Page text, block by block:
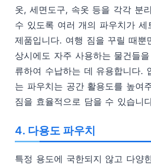
옷, 세면도구, 속옷 등을 각각 분
수 있도록 여러 개의 파우치가 세
제품입니다. 여행 짐을 꾸릴 때뿐
상시에도 자주 사용하는 물건들
류하여 수납하는 데 유용합니다.
는 파우치는 공간 활용도를 높여
짐을 효율적으로 담을 수 있습니
4. 다용도 파우치
특정 용도에 국한되지 않고 다양